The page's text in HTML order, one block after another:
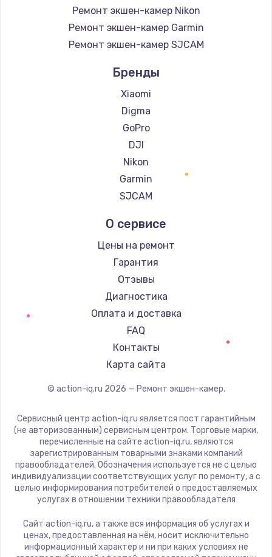
Ремонт экшен-камер Nikon
Ремонт экшен-камер Garmin
Ремонт экшен-камер SJCAM
Бренды
Xiaomi
Digma
GoPro
DJI
Nikon
Garmin
SJCAM
О сервисе
Цены на ремонт
Гарантия
Отзывы
Диагностика
Оплата и доставка
FAQ
Контакты
Карта сайта
© action-iq.ru 2026 — Ремонт экшен-камер.
Сервисный центр action-iq.ru является пост гарантийным
(не авторизованным) сервисным центром. Торговые марки,
перечисленные на сайте action-iq.ru, являются
зарегистрированным товарными знаками компаний
правообладателей. Обозначения используется не с целью
индивидуализации соответствующих услуг по ремонту, а с
целью информирования потребителей о предоставляемых
услугах в отношении техники правообладателя
Сайт action-iq.ru, а также вся информация об услугах и
ценах, предоставленная на нём, носит исключительно
информационный характер и ни при каких условиях не